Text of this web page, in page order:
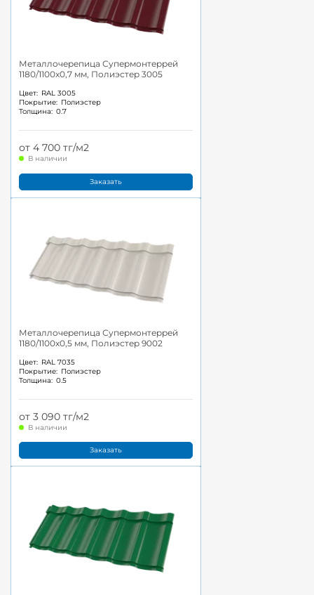
Металлочерепица Супермонтеррей
1180/1100x0,7 мм, Полиэстер 3005
Цвет: RAL 3005
Покрытие: Полиэстер
Толщина: 0.7
от 4 700 тг/м2
В наличии
Заказать
Металлочерепица Супермонтеррей
1180/1100x0,5 мм, Полиэстер 9002
Цвет: RAL 7035
Покрытие: Полиэстер
Толщина: 0.5
от 3 090 тг/м2
В наличии
Заказать